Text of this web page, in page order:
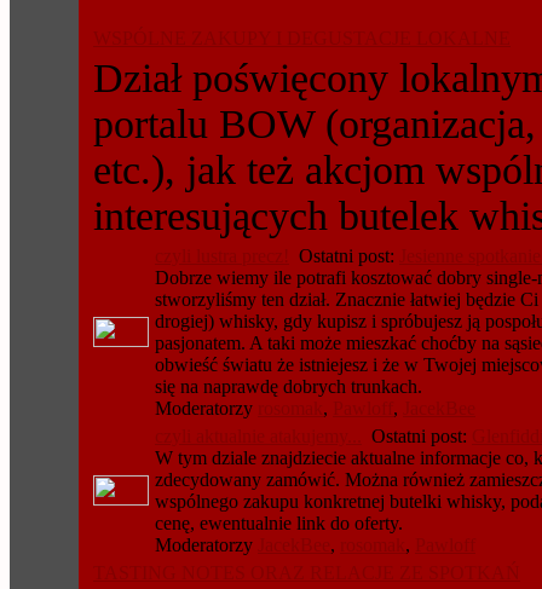
WSPÓLNE ZAKUPY I DEGUSTACJE LOKALNE
Dział poświęcony
portalu BOW
etc.), jak też akcjom
interesujących butelek
czyli lustra precz! Ostatni post:
Jesienne
Dobrze wiemy ile potrafi kosztować dobry single-
stworzyliśmy ten dział. Znacznie łatwiej będzie
drogiej) whisky, gdy kupisz i spróbujesz ją
pasjonatem. A taki może mieszkać choćby na
obwieść światu że istniejesz i że w Twojej
się na naprawdę dobrych trunkach.
Moderatorzy rosomak, Pawloff,
JacekBee
czyli aktualnie atakujemy...
Ostatni post:
W tym dziale znajdziecie aktualne informacje co,
zdecydowany zamówić. Można również
wspólnego zakupu konkretnej butelki whisky,
cenę, ewentualnie link do oferty.
Moderatorzy
JacekBee, rosomak, Pawloff
TASTING NOTES ORAZ RELACJE ZE SPOTKAŃ